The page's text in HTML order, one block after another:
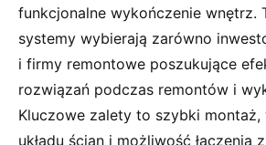
funkcjonalne wykończenie wnętrz.
systemy wybierają zarówno
i firmy remontowe poszukujące
rozwiązań podczas remontów i
Kluczowe zalety to szybki montaż,
układu ścian i możliwość łączenia